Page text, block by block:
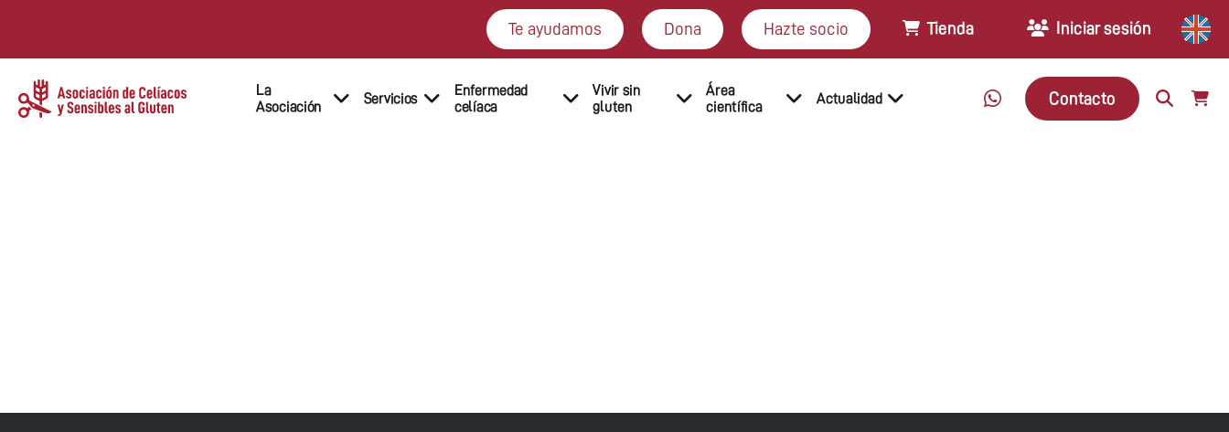
Te ayudamos Dona Hazte socio Tienda Iniciar sesión
La
Asociación
Servicios
Enfermedad
celíaca
Vivir sin
gluten
Área
científica
Actualidad Contacto